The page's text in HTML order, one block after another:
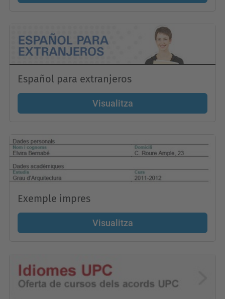
Español para extranjeros
Visualitza
Exemple impres
Visualitza